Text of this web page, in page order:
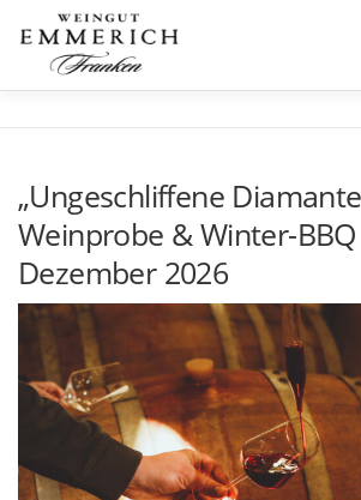
Inhalt
springen
ÜBER UNS
ÜBERNACHTEN ERLEBEN
„Ungeschliffene
Weinprobe & Winter-
Dezember 2026